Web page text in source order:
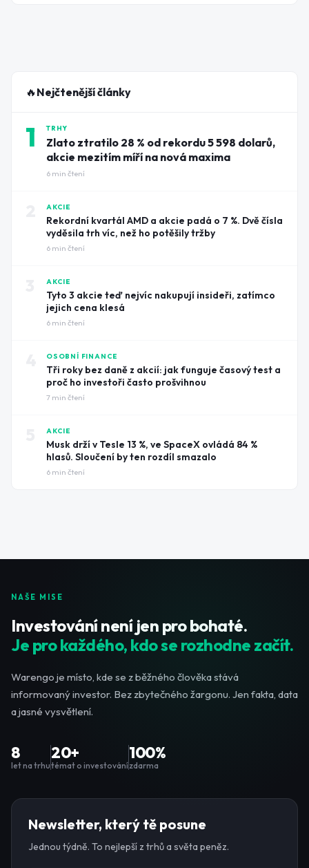
🔥 Nejčtenější články
1 TRHY
Zlato ztratilo 28 % od rekordu 5 598 dolarů,
akcie mezitím míří na nová maxima
6 min čtení
AKCIE
Rekordní kvartál AMD a akcie padá o 7 %. Dvě čísla
vyděsila trh víc, než ho potěšily tržby
6 min čtení
AKCIE
Tyto 3 akcie teď nejvíc nakupují insideři, zatímco
jejich cena klesá
6 min čtení
OSOBNÍ FINANCE
Tři roky bez daně z akcií: jak funguje časový test a
proč ho investoři často prošvihnou
7 min čtení
AKCIE
Musk drží v Tesle 13 %, ve SpaceX ovládá 84 %
hlasů. Sloučení by ten rozdíl smazalo
6 min čtení
NAŠE MISE
Investování není jen pro bohaté.
Je pro každého, kdo se rozhodne začít.
Warengo je místo, kde se z běžného člověka stává
informovaný investor. Bez zbytečného žargonu. Jen fakta, data
a jasné vysvětlení.
8
let na trhu
20+
témat o investování
100%
zdarma
Newsletter, který tě posune
Jednou týdně. To nejlepší z trhů a světa peněz.